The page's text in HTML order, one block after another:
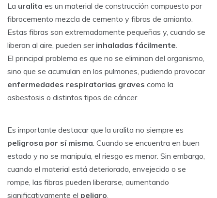
La uralita es un material de construcción compuesto por
fibrocemento mezcla de cemento y fibras de amianto.
Estas fibras son extremadamente pequeñas y, cuando se
liberan al aire, pueden ser inhaladas fácilmente.
El principal problema es que no se eliminan del organismo,
sino que se acumulan en los pulmones, pudiendo provocar
enfermedades respiratorias graves como la
asbestosis o distintos tipos de cáncer.
Es importante destacar que la uralita no siempre es
peligrosa por sí misma. Cuando se encuentra en buen
estado y no se manipula, el riesgo es menor. Sin embargo,
cuando el material está deteriorado, envejecido o se
rompe, las fibras pueden liberarse, aumentando
significativamente el peligro.